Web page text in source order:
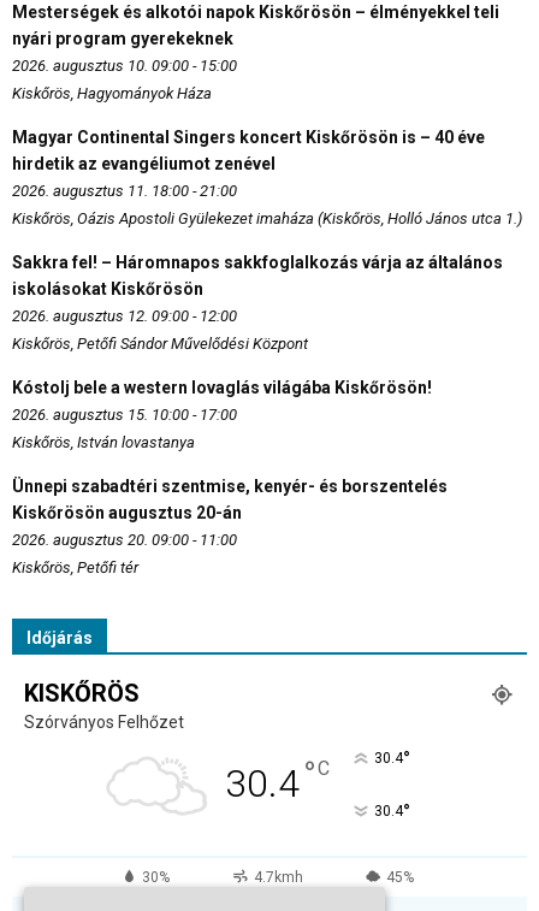
Mesterségek és alkotói napok Kiskőrösön – élményekkel teli
nyári program gyerekeknek
2026. augusztus 10. 09:00 - 15:00
Kiskőrös, Hagyományok Háza
Magyar Continental Singers koncert Kiskőrösön is – 40 éve
hirdetik az evangéliumot zenével
2026. augusztus 11. 18:00 - 21:00
Kiskőrös, Oázis Apostoli Gyülekezet imaháza (Kiskőrös, Holló János utca 1.)
Sakkra fel! – Háromnapos sakkfoglalkozás várja az általános
iskolásokat Kiskőrösön
2026. augusztus 12. 09:00 - 12:00
Kiskőrös, Petőfi Sándor Művelődési Központ
Kóstolj bele a western lovaglás világába Kiskőrösön!
2026. augusztus 15. 10:00 - 17:00
Kiskőrös, István lovastanya
Ünnepi szabadtéri szentmise, kenyér- és borszentelés
Kiskőrösön augusztus 20-án
2026. augusztus 20. 09:00 - 11:00
Kiskőrös, Petőfi tér
Időjárás
KISKŐRÖS
Szórványos Felhőzet
30.4°C 30.4°
30.4°
30% 4.7kmh 45%